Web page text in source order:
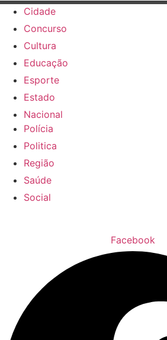
Cidade
Concurso
Cultura
Educação
Esporte
Estado
Nacional
Polícia
Politica
Região
Saúde
Social
Facebook